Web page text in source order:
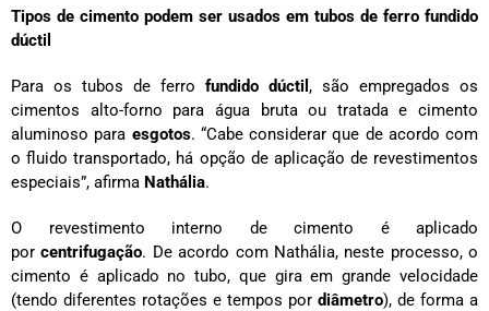
Tipos de cimento podem ser usados em tubos de ferro fundido
dúctil
Para os tubos de ferro fundido dúctil , são empregados os
cimentos alto-forno para água bruta ou tratada e cimento
aluminoso para esgotos. “Cabe considerar que de acordo com
o fluido transportado, há opção de aplicação de revestimentos
especiais”, afirma Nathália.
O revestimento interno de cimento é aplicado
porcentrifugação. De acordo com Nathália, neste processo, o
cimento é aplicado no tubo, que gira em grande velocidade
(tendo diferentes rotações e tempos por diâmetro), de forma a